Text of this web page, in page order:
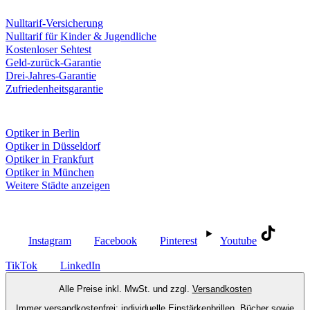
Nulltarif-Versicherung
Nulltarif für Kinder & Jugendliche
Kostenloser Sehtest
Geld-zurück-Garantie
Drei-Jahres-Garantie
Zufriedenheitsgarantie
Optiker in Berlin
Optiker in Düsseldorf
Optiker in Frankfurt
Optiker in München
Weitere Städte anzeigen
Instagram Facebook Pinterest Youtube
TikTok LinkedIn
Alle Preise inkl. MwSt. und zzgl. Versandkosten